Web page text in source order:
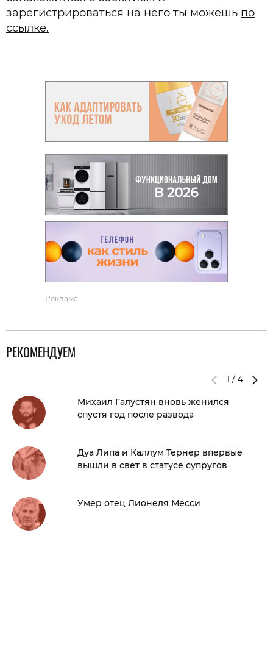
зарегистрироваться на него ты можешь по
ссылке.
Реклама
РЕКОМЕНДУЕМ
1 / 4
Михаил Галустян вновь женился
спустя год после развода
Дуа Липа и Каллум Тернер впервые
вышли в свет в статусе супругов
Умер отец Лионеля Месси